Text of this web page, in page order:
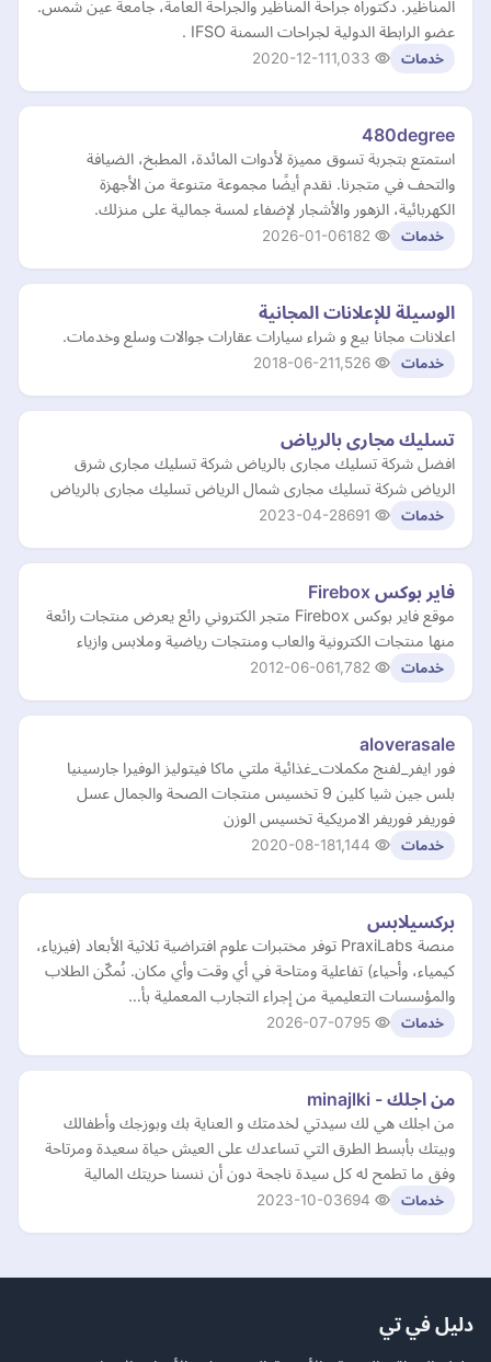
المناظير. دكتوراه جراحة المناظير والجراحة العامة، جامعة عين شمس.
عضو الرابطة الدولية لجراحات السمنة IFSO .
خدمات 2020-12-11
480degree
استمتع بتجربة تسوق مميزة لأدوات المائدة، المطبخ، الضيافة
والتحف في متجرنا. نقدم أيضًا مجموعة متنوعة من الأجهزة
الكهربائية، الزهور والأشجار لإضفاء لمسة جمالية على منزلك.
خدمات 2026-01-06
الوسيلة للإعلانات المجانية
اعلانات مجانا بيع و شراء سيارات عقارات جوالات وسلع وخدمات.
خدمات 2018-06-21
تسليك مجارى بالرياض
افضل شركة تسليك مجارى بالرياض شركة تسليك مجارى شرق
الرياض شركة تسليك مجارى شمال الرياض تسليك مجارى بالرياض
خدمات 2023-04-28
فاير بوكس Firebox
موقع فاير بوكس Firebox متجر الكتروني رائع يعرض منتجات رائعة
منها منتجات الكترونية والعاب ومنتجات رياضية وملابس وازياء
خدمات 2012-06-06
aloverasale
فور ايفر_لفنج مكملات_غذائية ملتي ماكا فيتوليز الوفيرا جارسينيا
بلس جين شيا كلين 9 تخسيس منتجات الصحة والجمال عسل
فوريفر فوريفر الامريكية تخسيس الوزن
خدمات 2020-08-18
بركسيلابس
منصة PraxiLabs توفر مختبرات علوم افتراضية ثلاثية الأبعاد (فيزياء،
كيمياء، وأحياء) تفاعلية ومتاحة في أي وقت وأي مكان. نُمكّن الطلاب
والمؤسسات التعليمية من إجراء التجارب المعملية بأ…
خدمات 2026-07-07
من اجلك - minajlki
من اجلك هي لك سيدتي لخدمتك و العناية بك وبوزجك وأطفالك
وبيتك بأبسط الطرق التي تساعدك على العيش حياة سعيدة ومرتاحة
وفق ما تطمح له كل سيدة ناجحة دون أن ننسنا حريتك المالية
خدمات 2023-10-03
دليل في تي